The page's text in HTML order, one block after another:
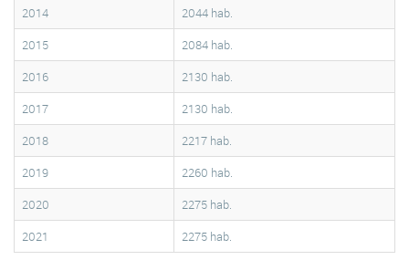
2014
2044 hab.
2015
2084 hab.
2016
2130 hab.
2017
2130 hab.
2018
2217 hab.
2019
2260 hab.
2020
2275 hab.
2021
2275 hab.